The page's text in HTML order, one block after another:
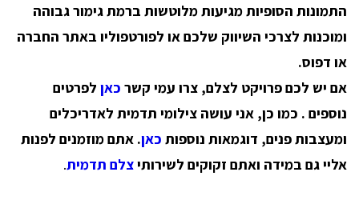
התמונות הסופיות מגיעות מלוטשות ברמת גימור גבוהה
ומוכנות לצרכי השיווק שלכם או לפורטפוליו באתר החברה
או דפוס.
אם יש לכם פרויקט לצלם, צרו עמי קשר כאן לפרטים
נוספים . כמו כן, אני עושה צילומי תדמית לאדריכלים
ומעצבות פנים, דוגמאות נוספות כאן. אתם מוזמנים לפנות
אליי גם במידה ואתם זקוקים לשירותיצלם תדמית.